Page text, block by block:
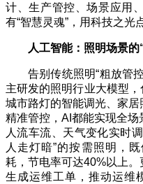
计、生产管控、场景应用
有“智慧灵魂”，用科技之光
人工智能：照明场景的
告别传统照明“粗放管
主研发的照明行业大模型，
城市路灯的智能调光、家
精准管控，AI都能实现全
人流车流、天气变化实时
人走灯暗”的按需照明，
耗，节电率可达40%以上
生成运维工单，推动运维